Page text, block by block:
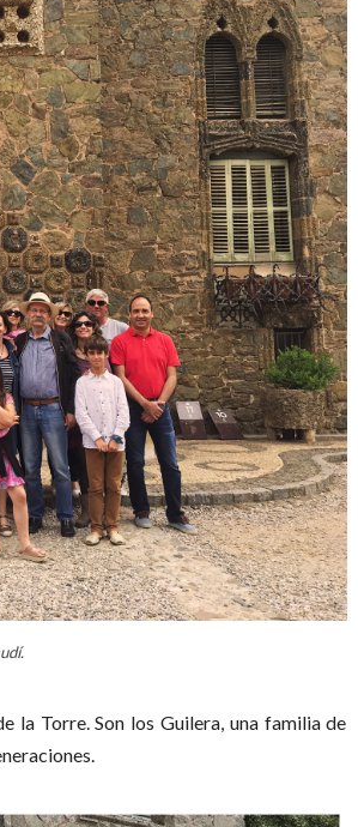
la Torre. Son los Guilera, una familia de